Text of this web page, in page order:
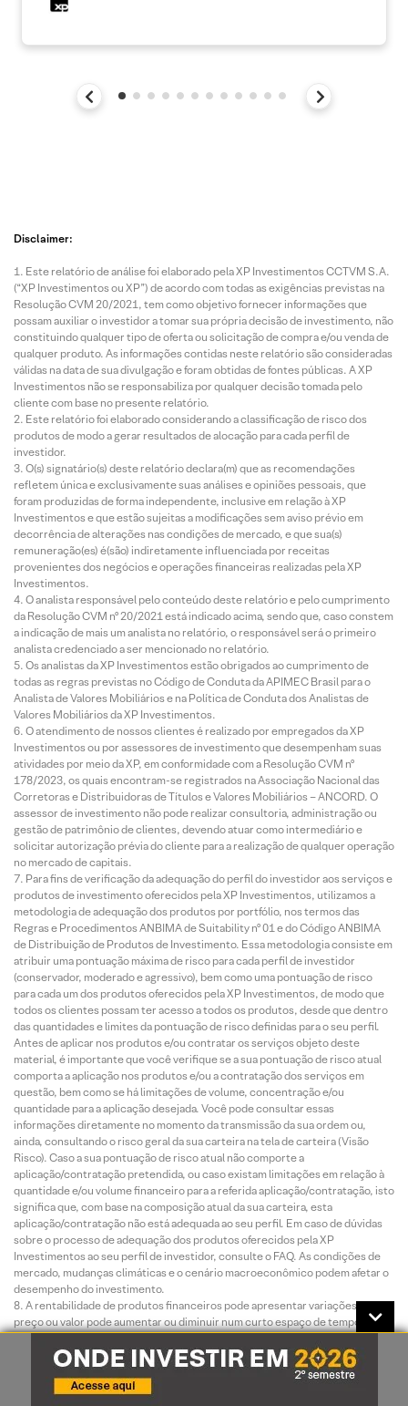
Disclaimer:
Este relatório de análise foi elaborado pela XP Investimentos CCTVM S.A.
(“XP Investimentos ou XP”) de acordo com todas as exigências previstas na
Resolução CVM 20/2021, tem como objetivo fornecer informações que
possam auxiliar o investidor a tomar sua própria decisão de investimento, não
constituindo qualquer tipo de oferta ou solicitação de compra e/ou venda de
qualquer produto. As informações contidas neste relatório são consideradas
válidas na data de sua divulgação e foram obtidas de fontes públicas. A XP
Investimentos não se responsabiliza por qualquer decisão tomada pelo
cliente com base no presente relatório.
Este relatório foi elaborado considerando a classificação de risco dos
produtos de modo a gerar resultados de alocação para cada perfil de
investidor.
O(s) signatário(s) deste relatório declara(m) que as recomendações
refletem única e exclusivamente suas análises e opiniões pessoais, que
foram produzidas de forma independente, inclusive em relação à XP
Investimentos e que estão sujeitas a modificações sem aviso prévio em
decorrência de alterações nas condições de mercado, e que sua(s)
remuneração(es) é(são) indiretamente influenciada por receitas
provenientes dos negócios e operações financeiras realizadas pela XP
Investimentos.
O analista responsável pelo conteúdo deste relatório e pelo cumprimento
da Resolução CVM nº 20/2021 está indicado acima, sendo que, caso constem
a indicação de mais um analista no relatório, o responsável será o primeiro
analista credenciado a ser mencionado no relatório.
Os analistas da XP Investimentos estão obrigados ao cumprimento de
todas as regras previstas no Código de Conduta da APIMEC Brasil para o
Analista de Valores Mobiliários e na Política de Conduta dos Analistas de
Valores Mobiliários da XP Investimentos.
O atendimento de nossos clientes é realizado por empregados da XP
Investimentos ou por assessores de investimento que desempenham suas
atividades por meio da XP, em conformidade com a Resolução CVM nº
178/2023, os quais encontram-se registrados na Associação Nacional das
Corretoras e Distribuidoras de Títulos e Valores Mobiliários – ANCORD. O
assessor de investimento não pode realizar consultoria, administração ou
gestão de patrimônio de clientes, devendo atuar como intermediário e
solicitar autorização prévia do cliente para a realização de qualquer operação
no mercado de capitais.
Para fins de verificação da adequação do perfil do investidor aos serviços e
produtos de investimento oferecidos pela XP Investimentos, utilizamos a
metodologia de adequação dos produtos por portfólio, nos termos das
Regras e Procedimentos ANBIMA de Suitability nº 01 e do Código ANBIMA
de Distribuição de Produtos de Investimento. Essa metodologia consiste em
atribuir uma pontuação máxima de risco para cada perfil de investidor
(conservador, moderado e agressivo), bem como uma pontuação de risco
para cada um dos produtos oferecidos pela XP Investimentos, de modo que
todos os clientes possam ter acesso a todos os produtos, desde que dentro
das quantidades e limites da pontuação de risco definidas para o seu perfil.
Antes de aplicar nos produtos e/ou contratar os serviços objeto deste
material, é importante que você verifique se a sua pontuação de risco atual
comporta a aplicação nos produtos e/ou a contratação dos serviços em
questão, bem como se há limitações de volume, concentração e/ou
quantidade para a aplicação desejada. Você pode consultar essas
informações diretamente no momento da transmissão da sua ordem ou,
ainda, consultando o risco geral da sua carteira na tela de carteira (Visão
Risco). Caso a sua pontuação de risco atual não comporte a
aplicação/contratação pretendida, ou caso existam limitações em relação à
quantidade e/ou volume financeiro para a referida aplicação/contratação, isto
significa que, com base na composição atual da sua carteira, esta
aplicação/contratação não está adequada ao seu perfil. Em caso de dúvidas
sobre o processo de adequação dos produtos oferecidos pela XP
Investimentos ao seu perfil de investidor, consulte o FAQ. As condições de
mercado, mudanças climáticas e o cenário macroeconômico podem afetar o
desempenho do investimento.
A rentabilidade de produtos financeiros pode apresentar variações e seu
preço ou valor pode aumentar ou diminuir num curto espaço de tempo. Os
futuros. A rentabilidade divulgada não é líquida de impostos. As informações
presentes neste material são baseadas em simulações e os resultados reais
poderão ser significativamente diferentes.